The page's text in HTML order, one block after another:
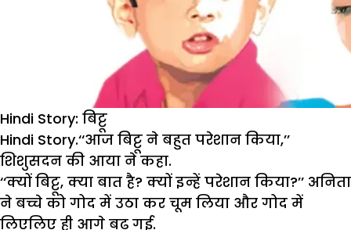
Hindi Story: बिट्टू
Hindi Story.‘‘आज बिट्टू ने बहुत परेशान किया,’’
शिशुसदन की आया ने कहा.
‘‘क्यों बिट्टू, क्या बात है? क्यों इन्हें परेशान किया?’’ अनिता
ने बच्चे को गोद में उठा कर चूम लिया और गोद में
लिएलिए ही आगे बढ़ गई.